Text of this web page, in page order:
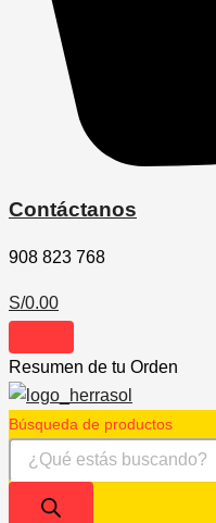
Contáctanos
908 823 768
S/0.00
Resumen de tu Orden
Búsqueda de productos